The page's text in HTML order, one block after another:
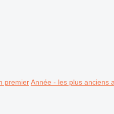
premier Année - les plus anciens